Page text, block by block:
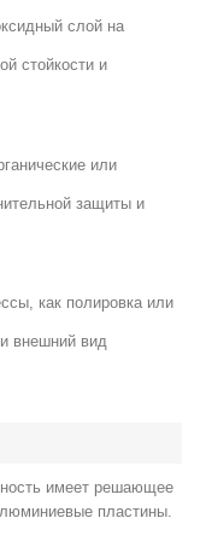
слой на
стойкости и
или
защиты и
как полировка или
внешний вид
имеет решающее
пластины.